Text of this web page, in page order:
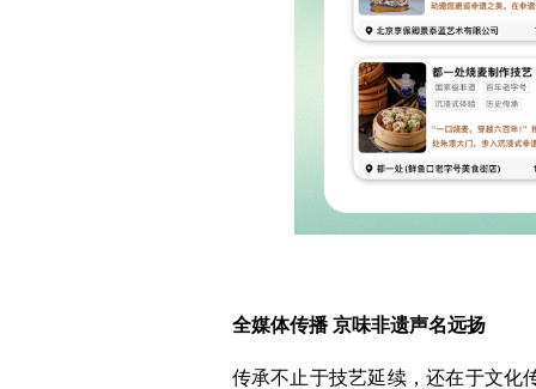
全媒体传播 京味非遗声名远扬
传承不止于技艺延续，还在于文化